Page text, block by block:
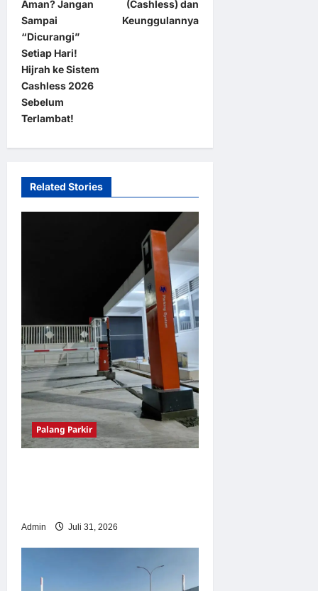
t
n
a
v
i
g
i
Aman? Jangan
Sampai
“Dicurangi”
Setiap Hari!
Hijrah ke Sistem
Cashless 2026
Sebelum
Terlambat!
(Cashless) dan
Keunggulannya
Related Stories
Palang Parkir
Admin Juli 31, 2026